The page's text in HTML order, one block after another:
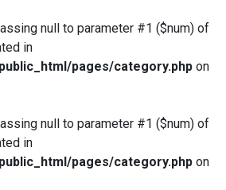
null to parameter #1 ($num) of
in
pages/category.php on
null to parameter #1 ($num) of
in
pages/category.php on